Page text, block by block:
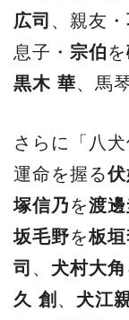
広司 、親友・
息子・ 宗伯を
黒木 華、馬
さらに「八
運命を握る
塚信乃を渡
坂毛野を板垣
司 、 犬村大角
久 創 、 犬江